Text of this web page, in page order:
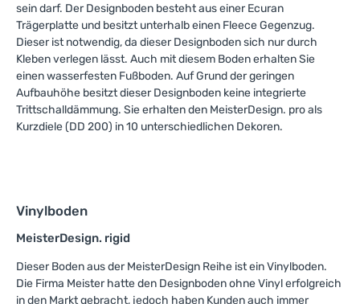
sein darf. Der Designboden besteht aus einer Ecuran
Trägerplatte und besitzt unterhalb einen Fleece Gegenzug.
Dieser ist notwendig, da dieser Designboden sich nur durch
Kleben verlegen lässt. Auch mit diesem Boden erhalten Sie
einen wasserfesten Fußboden. Auf Grund der geringen
Aufbauhöhe besitzt dieser Designboden keine integrierte
Trittschalldämmung. Sie erhalten den MeisterDesign. pro als
Kurzdiele (DD 200) in 10 unterschiedlichen Dekoren.
Vinylboden
MeisterDesign. rigid
Dieser Boden aus der MeisterDesign Reihe ist ein Vinylboden.
Die Firma Meister hatte den Designboden ohne Vinyl erfolgreich
in den Markt gebracht, jedoch haben Kunden auch immer